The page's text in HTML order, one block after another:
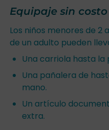
Equipaje sin
Los niños menores de 2
de un adulto pueden
Una carriola hasta la
Una pañalera de
mano.
Un artículo
extra.